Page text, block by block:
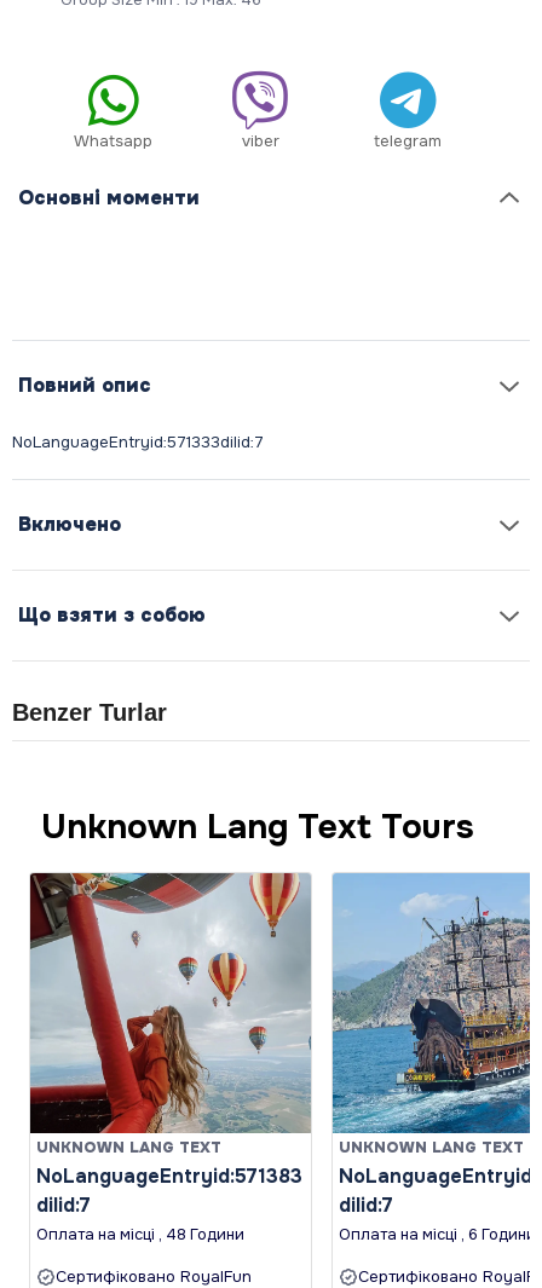
Whatsapp viber telegram
Основні моменти
Повний опис
Включено
Що взяти з собою
Benzer Turlar
Unknown Lang Text Tours
UNKNOWN LANG TEXT
NoLanguageEntryid:571383
dilid:7
Оплата на місці , 48 Години
Сертифіковано RoyalFun
UNKNOWN LANG TEXT
dilid:7
Оплата на місці , 6 Години
Сертифіковано